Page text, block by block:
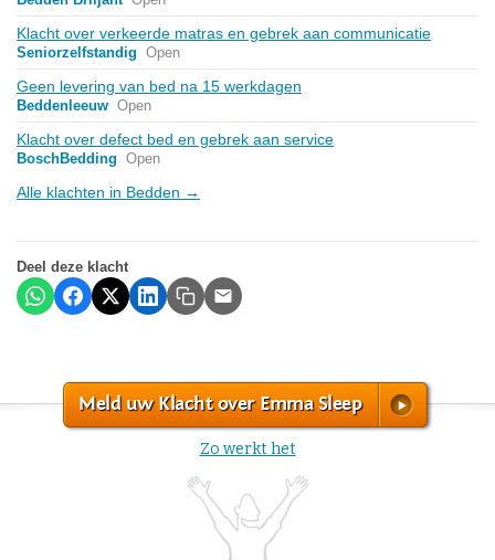
Klacht over verkeerde matras en gebrek aan communicatie
Seniorzelfstandig Open
Geen levering van bed na 15 werkdagen
Beddenleeuw Open
Klacht over defect bed en gebrek aan service
BoschBedding Open
Alle klachten in Bedden →
Deel deze klacht
Meld uw Klacht over Emma Sleep
Zo werkt het